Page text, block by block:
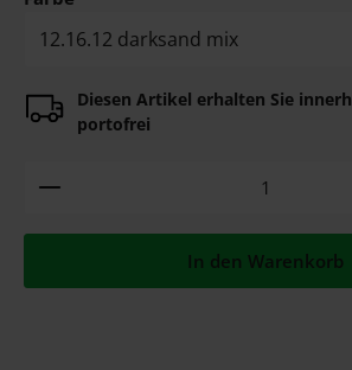
Diesen Artikel erhalten Sie
portofrei
Produkt Anzahl: Gib den
In den Warenkorb